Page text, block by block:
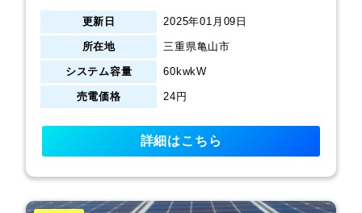
更新日 2025年01月09日
所在地 三重県亀山市
システム容量 60kwkW
売電価格 24円
詳細はこちら